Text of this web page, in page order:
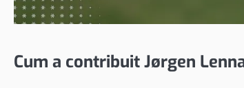
Cum a contribuit Jørgen